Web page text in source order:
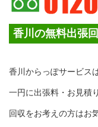
香川の無料出張
香川からっぽサービス
一円に出張料・お見積
回収をお考えの方はお